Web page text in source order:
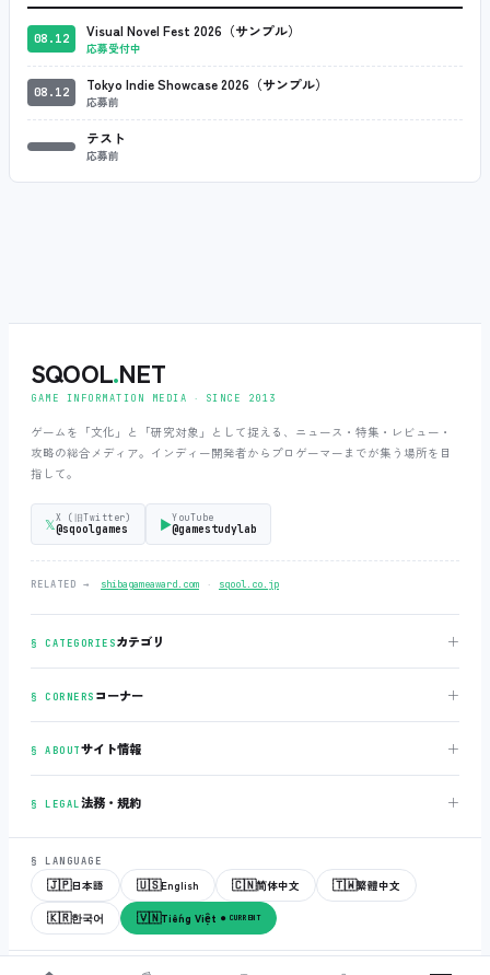
08.12 Visual Novel Fest 2026（サンプル）
応募受付中
08.12 Tokyo Indie Showcase 2026（サンプル）
応募前
テスト
応募前
SQOOL.NET
GAME INFORMATION MEDIA ‧ SINCE 2013
ゲームを「文化」と「研究対象」として捉える、ニュース・特集・レビュー・
攻略の総合メディア。インディー開発者からプロゲーマーまでが集う場所を目
指して。
𝕏X (旧Twitter)
@sqoolgames ▶YouTube
@gamestudylab
RELATED → shibagameaward.com ‧ sqool.co.jp
§ CATEGORIESカテゴリ ＋
§ CORNERS コーナー ＋
§ ABOUTサイト情報 ＋
§ LEGAL法務・規約 ＋
§ LANGUAGE
🇯🇵日本語 🇺🇸English 🇨🇳简体中文 🇹🇼繁體中文
🇰🇷한국어 🇻🇳Tiếng Việt ● CURRENT